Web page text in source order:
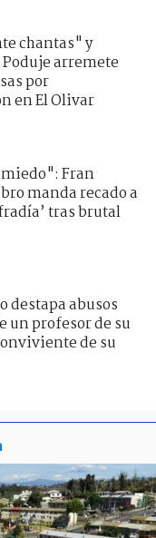
chantas" y
arremete
por
en El Olivar
Fran
manda recado a
tras brutal
destapa abusos
un profesor de su
de su